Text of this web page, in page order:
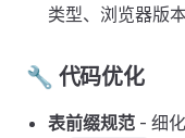
类型、浏览器版
🔧 代码优化
表前缀规范 - 细